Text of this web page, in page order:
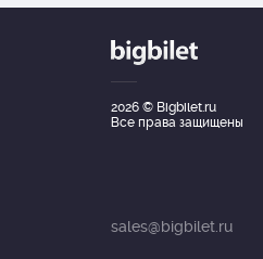
2026 © Bigbilet.ru
Все права защищены
sales@bigbilet.ru